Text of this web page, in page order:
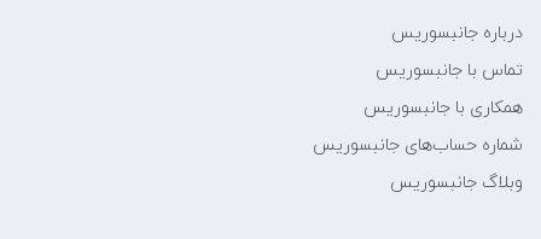
درباره جانبسوریس
تماس با جانبسوریس
همکاری با جانبسوریس
شماره حساب‌های جانبسوریس
وبلاگ جانبسوریس